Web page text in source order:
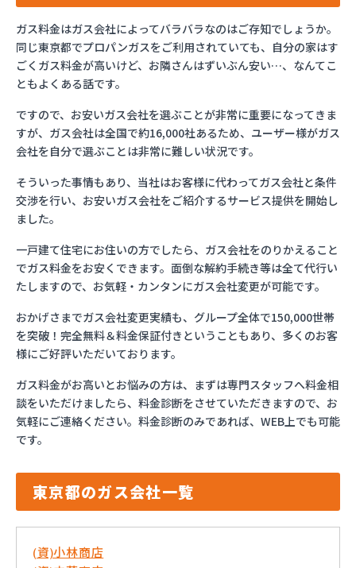
ガス料金はガス会社によってバラバラなのはご存知でしょうか。
同じ東京都でプロパンガスをご利用されていても、自分の家はす
ごくガス料金が高いけど、お隣さんはずいぶん安い…、なんてこ
ともよくある話です。
ですので、お安いガス会社を選ぶことが非常に重要になってきま
すが、ガス会社は全国で約16,000社あるため、ユーザー様がガス
会社を自分で選ぶことは非常に難しい状況です。
そういった事情もあり、当社はお客様に代わってガス会社と条件
交渉を行い、お安いガス会社をご紹介するサービス提供を開始し
ました。
一戸建て住宅にお住いの方でしたら、ガス会社をのりかえること
でガス料金をお安くできます。面倒な解約手続き等は全て代行い
たしますので、お気軽・カンタンにガス会社変更が可能です。
おかげさまでガス会社変更実績も、グループ全体で150,000世帯
を突破！完全無料＆料金保証付きということもあり、多くのお客
様にご好評いただいております。
ガス料金がお高いとお悩みの方は、まずは専門スタッフへ料金相
談をいただけましたら、料金診断をさせていただきますので、お
気軽にご連絡ください。料金診断のみであれば、WEB上でも可能
です。
東京都のガス会社一覧
(資)小林商店